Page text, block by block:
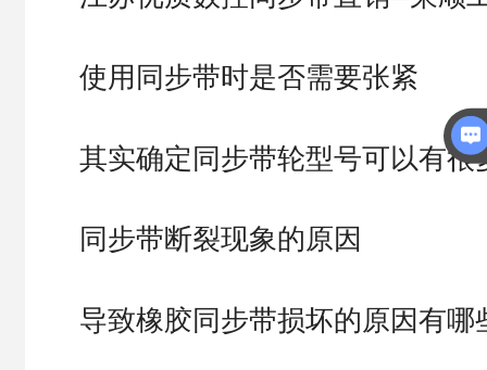
使用同步带时是否需要张紧
其实确定同步带轮型号可以有
同步带断裂现象的原因
导致橡胶同步带损坏的原因有